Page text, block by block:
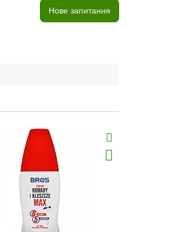
Нове запитання